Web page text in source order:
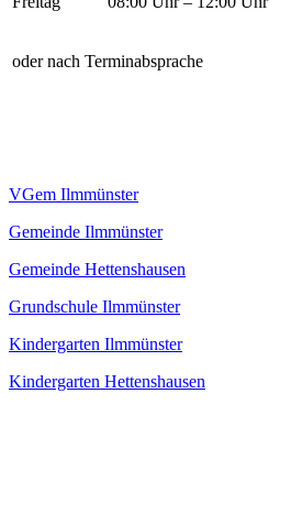
oder nach Terminabsprache
VGem Ilmmünster
Gemeinde Ilmmünster
Gemeinde Hettenshausen
Grundschule Ilmmünster
Kindergarten Ilmmünster
Kindergarten Hettenshausen